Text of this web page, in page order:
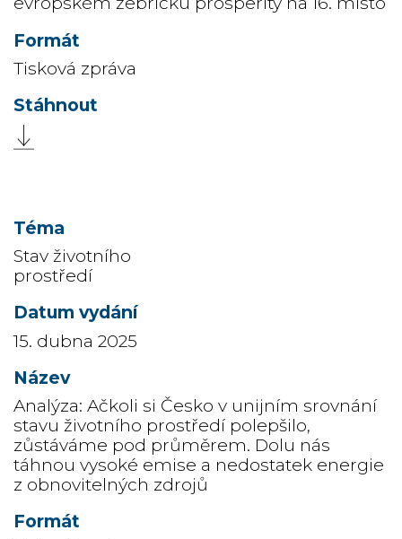
Tisková zpráva
Stav životního
prostředí
15. dubna 2025
Analýza: Ačkoli si Česko v unijním srovnání
stavu životního prostředí polepšilo,
zůstáváme pod průměrem. Dolu nás
táhnou vysoké emise a nedostatek energie
z obnovitelných zdrojů